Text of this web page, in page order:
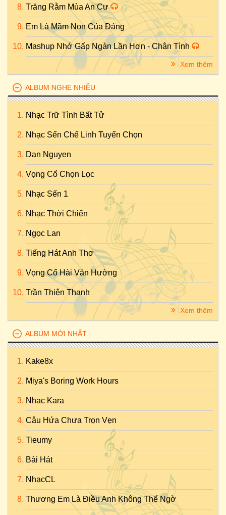
Trăng Rằm Mùa An Cư
Em Là Mầm Non Của Đảng
Mashup Nhớ Gấp Ngàn Lần Hơn - Chân Tình
Xem thêm
ALBUM NGHE NHIỀU
Nhạc Trữ Tình Bất Tử
Nhạc Sến Chế Linh Tuyển Chọn
Dan Nguyen
Vọng Cổ Chọn Lọc
Nhạc Sến 1
Nhạc Thời Chiến
Ngọc Lan
Tiếng Hát Anh Thơ
Vọng Cổ Hài Văn Hường
Trần Thiện Thanh
Xem thêm
ALBUM MỚI NHẤT
Kake8x
Miya's Boring Work Hours
Nhac Kara
Câu Hứa Chưa Trọn Vẹn
Tieumy
Bài Hát
NhạcCL
Thương Em Là Điều Anh Không Thể Ngờ